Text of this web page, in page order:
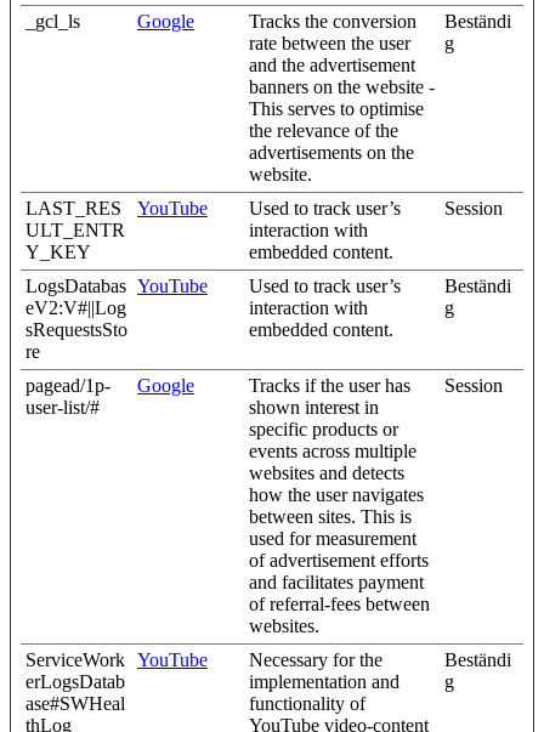
_gcl_ls Google
Tracks the conversion
rate between the user
and the advertisement
banners on the website -
This serves to optimise
the relevance of the
advertisements on the
website.
Beständi
g
LAST_RES
ULT_ENTR
Y_KEY
YouTube
Used to track user’s
interaction with
embedded content.
Session
LogsDatabas
eV2:V#||Log
sRequestsSto
re
YouTube
Used to track user’s
interaction with
embedded content.
Beständi
g
pagead/1p-
user-list/#
Google
Tracks if the user has
shown interest in
specific products or
events across multiple
websites and detects
how the user navigates
between sites. This is
used for measurement
of advertisement efforts
and facilitates payment
of referral-fees between
websites.
Session
ServiceWork
erLogsDatab
ase#SWHeal
thLog
YouTube
Necessary for the
implementation and
functionality of
YouTube video-content
Beständi
g